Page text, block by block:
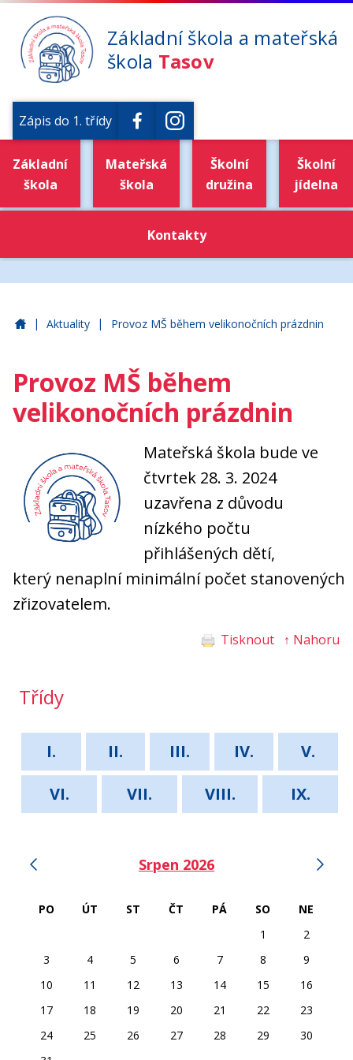
Základní škola a mateřská
škola Tasov
Zápis do 1. třídy
Základní
škola
Mateřská
škola
Školní
družina
Školní
jídelna
Kontakty
Základní škola a mateřská škola Tasov
| Aktuality | Provoz MŠ během velikonočních prázdnin
Provoz MŠ během
velikonočních prázdnin
Mateřská škola bude ve
čtvrtek 28. 3. 2024
uzavřena z důvodu
nízkého počtu
přihlášených dětí,
který nenaplní minimální počet stanovených
zřizovatelem.
Tisknout ↑ Nahoru
Třídy
I. II. III. IV.
V.
VI.
VII. VIII. IX.
Srpen 2026
PO ÚT ST ČT PÁ SO
NE
1
2
3
4 5 6 7 8
9
10
11 12 13 14 15
16
17
18 19 20 21 22
23
24
25 26 27 28 29
30